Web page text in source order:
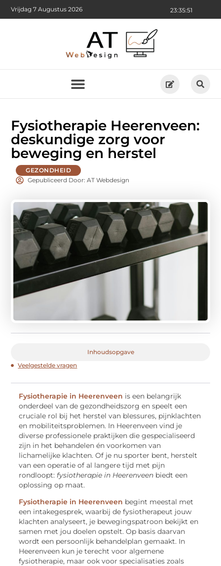
23:35:53
Vrijdag 7 Augustus 2026
Fysiotherapie Heerenveen:
deskundige zorg voor
beweging en herstel
GEZONDHEID
Gepubliceerd Door: AT Webdesign
Inhoudsopgave
Veelgestelde vragen
Fysiotherapie in Heerenveen is een belangrijk
onderdeel van de gezondheidszorg en speelt een
cruciale rol bij het herstel van blessures, pijnklachten
en mobiliteitsproblemen. In Heerenveen vind je
diverse professionele praktijken die gespecialiseerd
zijn in het behandelen én voorkomen van
lichamelijke klachten. Of je nu sporter bent, herstelt
van een operatie of al langere tijd met pijn
rondloopt: fysiotherapie in Heerenveen biedt een
oplossing op maat.
Fysiotherapie in Heerenveen begint meestal met
een intakegesprek, waarbij de fysiotherapeut jouw
klachten analyseert, je bewegingspatroon bekijkt en
samen met jou doelen opstelt. Op basis daarvan
wordt een persoonlijk behandelplan gemaakt. In
Heerenveen kun je terecht voor algemene
fysiotherapie, maar ook voor specialisaties zoals